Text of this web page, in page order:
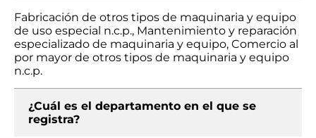
Fabricación de otros tipos de maquinaria y equipo
de uso especial n.c.p., Mantenimiento y reparación
especializado de maquinaria y equipo, Comercio al
por mayor de otros tipos de maquinaria y equipo
n.c.p.
¿Cuál es el departamento en el que se
registra?